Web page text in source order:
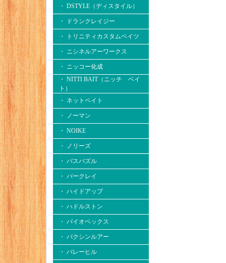
・ DSTYLE（ディスタイル）
・ ドランクレイジー
・ トリニティカスタムベイツ
・ ニシネルアーワークス
・ ニッコー化成
・ NITTI BAIT（ニッチ ベイ
ト）
・ ネットベイト
・ ノーマン
・ NOIKE
・ ノリーズ
・ バスパズル
・ バークレイ
・ ハイドアップ
・ ハドルストン
・ バイオベックス
・ バクシンルアー
・ バレーヒル